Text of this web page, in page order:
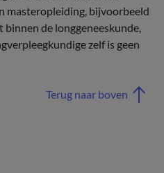
masteropleiding, bijvoorbeeld
de longgeneeskunde,
zelf is geen
Terug naar boven